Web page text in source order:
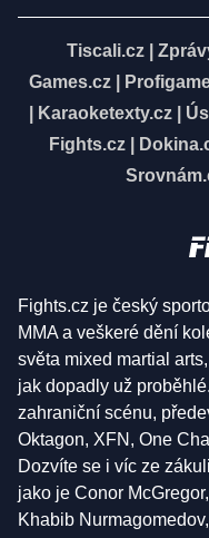
Tiscali.cz
Games.cz
Karaoketexty.cz|
Fights.cz
Fights.cz je český
MMA a veškeré dění
světa mixed martial
jak dopadly už
zahraniční scénu,
Oktagon, XFN, One
Dozvíte se i víc ze
jako je Conor
Khabib